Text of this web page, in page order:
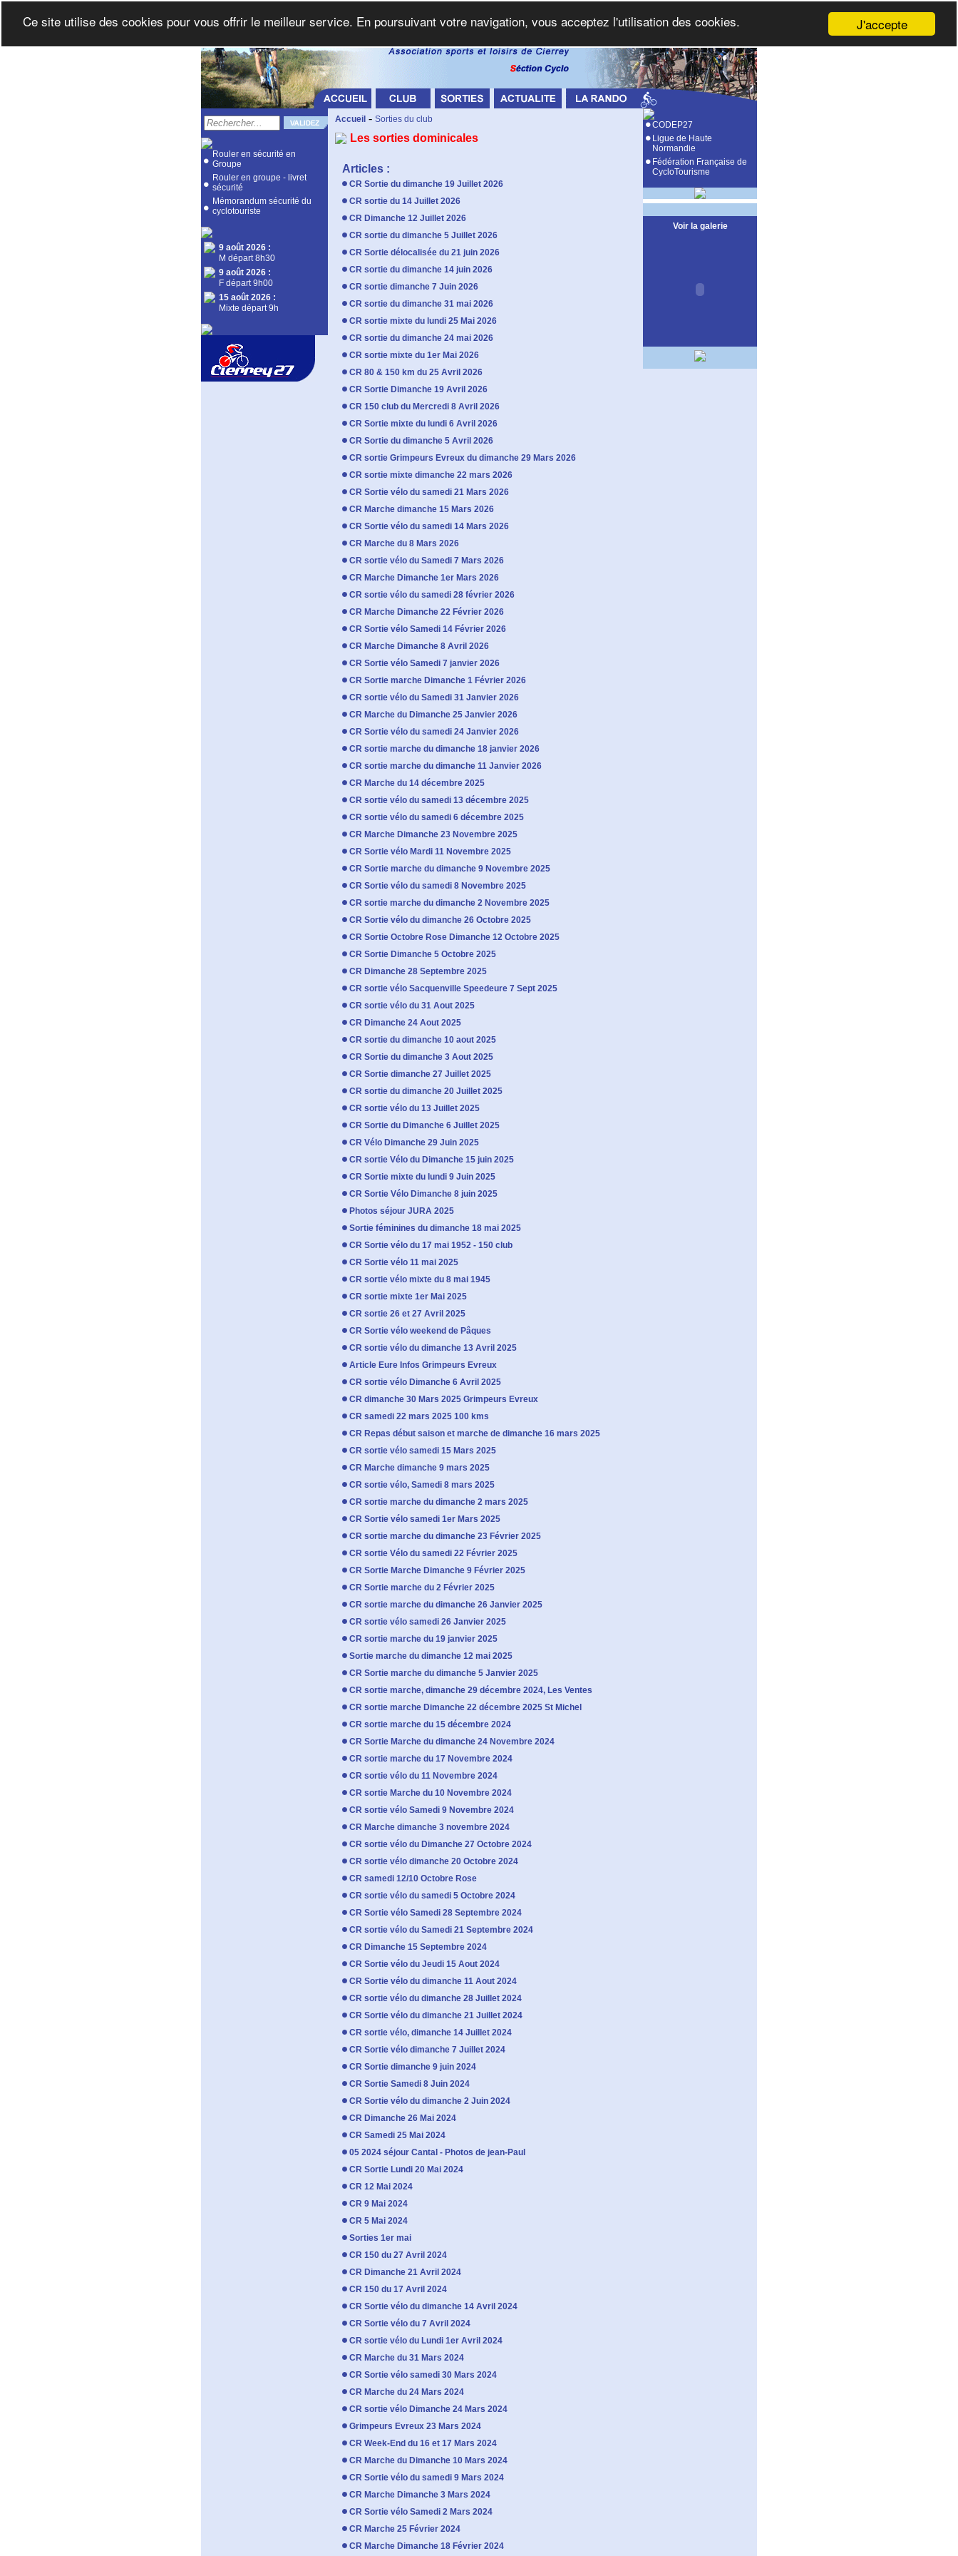
Rouler en sécurité en
Groupe
Rouler en groupe - livret
sécurité
Mémorandum sécurité du
cyclotouriste
9 août 2026 :
M départ 8h30
9 août 2026 :
F départ 9h00
15 août 2026 :
Mixte départ 9h
Accueil - Sorties du club
Les sorties dominicales
Articles :
CR Sortie du dimanche 19 Juillet 2026
CR sortie du 14 Juillet 2026
CR Dimanche 12 Juillet 2026
CR sortie du dimanche 5 Juillet 2026
CR Sortie délocalisée du 21 juin 2026
CR sortie du dimanche 14 juin 2026
CR sortie dimanche 7 Juin 2026
CR sortie du dimanche 31 mai 2026
CR sortie mixte du lundi 25 Mai 2026
CR sortie du dimanche 24 mai 2026
CR sortie mixte du 1er Mai 2026
CR 80 & 150 km du 25 Avril 2026
CR Sortie Dimanche 19 Avril 2026
CR 150 club du Mercredi 8 Avril 2026
CR Sortie mixte du lundi 6 Avril 2026
CR Sortie du dimanche 5 Avril 2026
CR sortie Grimpeurs Evreux du dimanche 29 Mars 2026
CR sortie mixte dimanche 22 mars 2026
CR Sortie vélo du samedi 21 Mars 2026
CR Marche dimanche 15 Mars 2026
CR Sortie vélo du samedi 14 Mars 2026
CR Marche du 8 Mars 2026
CR sortie vélo du Samedi 7 Mars 2026
CR Marche Dimanche 1er Mars 2026
CR sortie vélo du samedi 28 février 2026
CR Marche Dimanche 22 Février 2026
CR Sortie vélo Samedi 14 Février 2026
CR Marche Dimanche 8 Avril 2026
CR Sortie vélo Samedi 7 janvier 2026
CR Sortie marche Dimanche 1 Février 2026
CR sortie vélo du Samedi 31 Janvier 2026
CR Marche du Dimanche 25 Janvier 2026
CR Sortie vélo du samedi 24 Janvier 2026
CR sortie marche du dimanche 18 janvier 2026
CR sortie marche du dimanche 11 Janvier 2026
CR Marche du 14 décembre 2025
CR sortie vélo du samedi 13 décembre 2025
CR sortie vélo du samedi 6 décembre 2025
CR Marche Dimanche 23 Novembre 2025
CR Sortie vélo Mardi 11 Novembre 2025
CR Sortie marche du dimanche 9 Novembre 2025
CR Sortie vélo du samedi 8 Novembre 2025
CR sortie marche du dimanche 2 Novembre 2025
CR Sortie vélo du dimanche 26 Octobre 2025
CR Sortie Octobre Rose Dimanche 12 Octobre 2025
CR Sortie Dimanche 5 Octobre 2025
CR Dimanche 28 Septembre 2025
CR sortie vélo Sacquenville Speedeure 7 Sept 2025
CR sortie vélo du 31 Aout 2025
CR Dimanche 24 Aout 2025
CR sortie du dimanche 10 aout 2025
CR Sortie du dimanche 3 Aout 2025
CR Sortie dimanche 27 Juillet 2025
CR sortie du dimanche 20 Juillet 2025
CR sortie vélo du 13 Juillet 2025
CR Sortie du Dimanche 6 Juillet 2025
CR Vélo Dimanche 29 Juin 2025
CR sortie Vélo du Dimanche 15 juin 2025
CR Sortie mixte du lundi 9 Juin 2025
CR Sortie Vélo Dimanche 8 juin 2025
Photos séjour JURA 2025
Sortie féminines du dimanche 18 mai 2025
CR Sortie vélo du 17 mai 1952 - 150 club
CR Sortie vélo 11 mai 2025
CR sortie vélo mixte du 8 mai 1945
CR sortie mixte 1er Mai 2025
CR sortie 26 et 27 Avril 2025
CR Sortie vélo weekend de Pâques
CR sortie vélo du dimanche 13 Avril 2025
Article Eure Infos Grimpeurs Evreux
CR sortie vélo Dimanche 6 Avril 2025
CR dimanche 30 Mars 2025 Grimpeurs Evreux
CR samedi 22 mars 2025 100 kms
CR Repas début saison et marche de dimanche 16 mars 2025
CR sortie vélo samedi 15 Mars 2025
CR Marche dimanche 9 mars 2025
CR sortie vélo, Samedi 8 mars 2025
CR sortie marche du dimanche 2 mars 2025
CR Sortie vélo samedi 1er Mars 2025
CR sortie marche du dimanche 23 Février 2025
CR sortie Vélo du samedi 22 Février 2025
CR Sortie Marche Dimanche 9 Février 2025
CR Sortie marche du 2 Février 2025
CR sortie marche du dimanche 26 Janvier 2025
CR sortie vélo samedi 26 Janvier 2025
CR sortie marche du 19 janvier 2025
Sortie marche du dimanche 12 mai 2025
CR Sortie marche du dimanche 5 Janvier 2025
CR sortie marche, dimanche 29 décembre 2024, Les Ventes
CR sortie marche Dimanche 22 décembre 2025 St Michel
CR sortie marche du 15 décembre 2024
CR Sortie Marche du dimanche 24 Novembre 2024
CR sortie marche du 17 Novembre 2024
CR sortie vélo du 11 Novembre 2024
CR sortie Marche du 10 Novembre 2024
CR sortie vélo Samedi 9 Novembre 2024
CR Marche dimanche 3 novembre 2024
CR sortie vélo du Dimanche 27 Octobre 2024
CR sortie vélo dimanche 20 Octobre 2024
CR samedi 12/10 Octobre Rose
CR sortie vélo du samedi 5 Octobre 2024
CR Sortie vélo Samedi 28 Septembre 2024
CR sortie vélo du Samedi 21 Septembre 2024
CR Dimanche 15 Septembre 2024
CR Sortie vélo du Jeudi 15 Aout 2024
CR Sortie vélo du dimanche 11 Aout 2024
CR sortie vélo du dimanche 28 Juillet 2024
CR Sortie vélo du dimanche 21 Juillet 2024
CR sortie vélo, dimanche 14 Juillet 2024
CR Sortie vélo dimanche 7 Juillet 2024
CR Sortie dimanche 9 juin 2024
CR Sortie Samedi 8 Juin 2024
CR Sortie vélo du dimanche 2 Juin 2024
CR Dimanche 26 Mai 2024
CR Samedi 25 Mai 2024
05 2024 séjour Cantal - Photos de jean-Paul
CR Sortie Lundi 20 Mai 2024
CR 12 Mai 2024
CR 9 Mai 2024
CR 5 Mai 2024
Sorties 1er mai
CR 150 du 27 Avril 2024
CR Dimanche 21 Avril 2024
CR 150 du 17 Avril 2024
CR Sortie vélo du dimanche 14 Avril 2024
CR Sortie vélo du 7 Avril 2024
CR sortie vélo du Lundi 1er Avril 2024
CR Marche du 31 Mars 2024
CR Sortie vélo samedi 30 Mars 2024
CR Marche du 24 Mars 2024
CR sortie vélo Dimanche 24 Mars 2024
Grimpeurs Evreux 23 Mars 2024
CR Week-End du 16 et 17 Mars 2024
CR Marche du Dimanche 10 Mars 2024
CR Sortie vélo du samedi 9 Mars 2024
CR Marche Dimanche 3 Mars 2024
CR Sortie vélo Samedi 2 Mars 2024
CR Marche 25 Février 2024
CR Marche Dimanche 18 Février 2024
CODEP27
Ligue de Haute
Normandie
Fédération Française de
CycloTourisme
Voir la galerie
J'accepte
Ce site utilise des cookies pour vous offrir le meilleur service. En poursuivant votre navigation, vous acceptez l'utilisation des cookies.